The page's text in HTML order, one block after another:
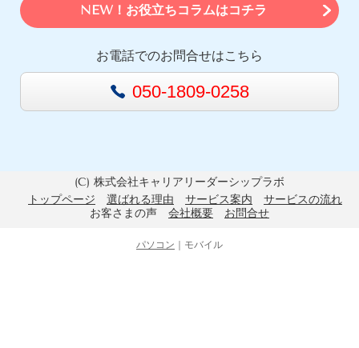
NEW！お役立ちコラムはコチラ
お電話でのお問合せはこちら
050-1809-0258
(C) 株式会社キャリアリーダーシップラボ
トップページ
選ばれる理由 サービス案内
サービスの流れ
お客さまの声
会社概要 お問合せ
パソコン ｜モバイル